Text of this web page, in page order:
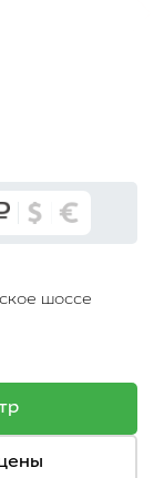
шоссе